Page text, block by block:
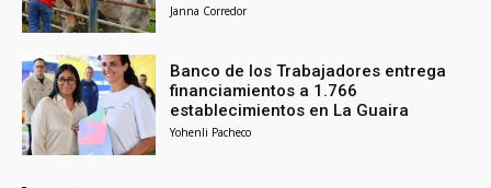
Janna Corredor
Banco de los Trabajadores entrega
financiamientos a 1.766
establecimientos en La Guaira
Yohenli Pacheco